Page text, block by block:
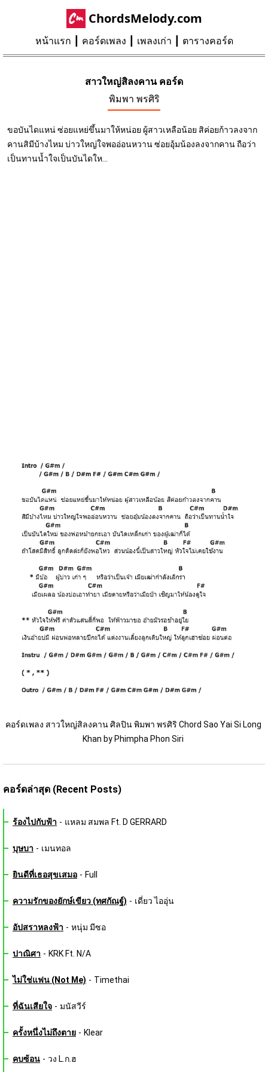
ChordsMelody.com
หน้าแรก คอร์ดเพลง เพลงเก่า ตารางคอร์ด
สาวใหญ่สิลงคาน คอร์ด
พิมพา พรศิริ
ขอบันไดแหน่ ซ่อยแหย่ขึ้นมาให้หน่อย ผู้สาวเหลือน้อย สิค่อยก้าวลงจาก
คานสิมีบ้างไหม บ่าวใหญ่ใจพออ่อนหวาน ซ่อยอุ้มน้องลงจากคาน ถือว่า
เป็นทานน้ำใจเป็นบันไดให...
คอร์ดเพลง สาวใหญ่สิลงคาน ศิลปิน พิมพา พรศิริ Chord Sao Yai Si Long
Khan by Phimpha Phon Siri
คอร์ดล่าสุด (Recent Posts)
ร้องไปกับฟ้า - แหลม สมพล Ft. D GERRARD
บุษบา - เมนทอล
ยินดีที่เธอสุขเสมอ - Full
ความรักของยักษ์เขียว (ทศกัณฐ์) - เดี่ยว ไออุ่น
อัปสราหลงฟ้า - หนุ่ม มีซอ
ปาณิศา - KRK Ft. N/A
ไม่ใช่แฟน (Not Me) - Timethai
ที่ฉันเสียใจ - มนัสวีร์
ครั้งหนึ่งไม่ถึงตาย - Klear
คบซ้อน - วง L.ก.ฮ